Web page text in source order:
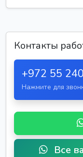
Контакты
+972 55
Нажмите для
Все